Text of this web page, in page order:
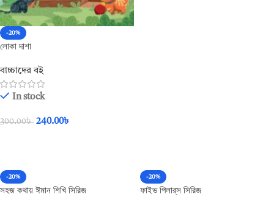
-20%
লোকা দাশা
বাচ্চাদের বই
In stock
300.00৳ 240.00৳
-20%
সহজ কথায় ঈমান শিখি সিরিজ
-20%
ফাইভ পিলার্‌স সিরিজ